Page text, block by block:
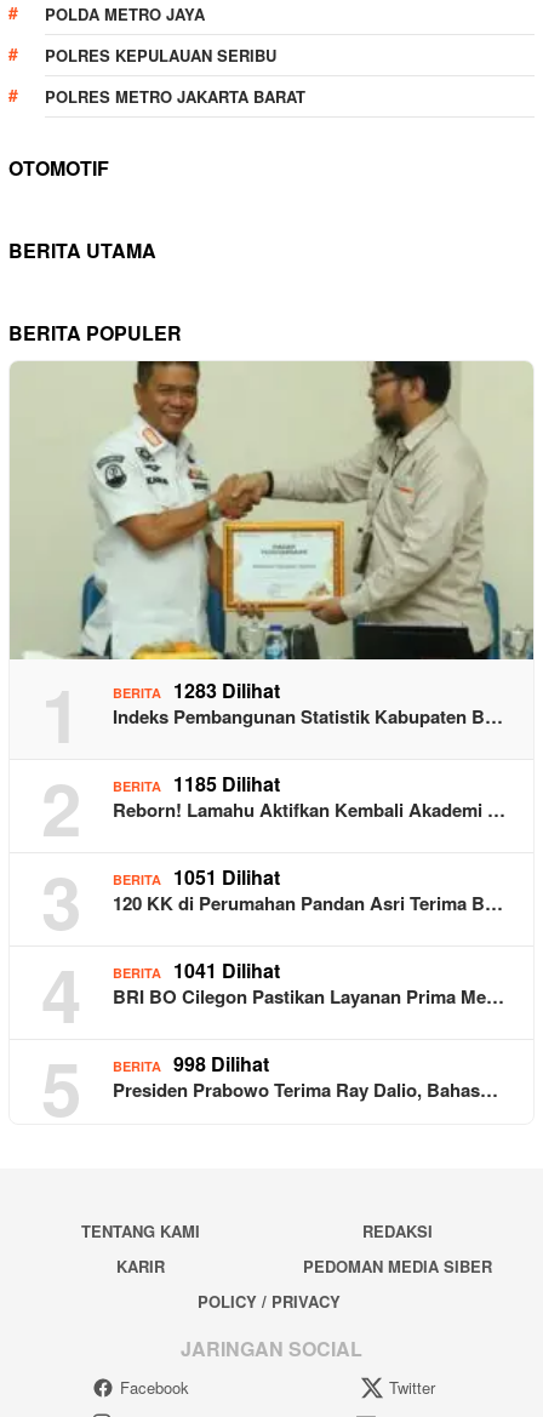
POLDA METRO JAYA
POLRES KEPULAUAN SERIBU
POLRES METRO JAKARTA BARAT
OTOMOTIF
BERITA UTAMA
BERITA POPULER
1 BERITA 1283 Dilihat
Indeks Pembangunan Statistik Kabupaten B…
2 BERITA 1185 Dilihat
Reborn! Lamahu Aktifkan Kembali Akademi …
3 BERITA 1051 Dilihat
120 KK di Perumahan Pandan Asri Terima B…
4 BERITA 1041 Dilihat
BRI BO Cilegon Pastikan Layanan Prima Me…
5 BERITA 998 Dilihat
Presiden Prabowo Terima Ray Dalio, Bahas…
TENTANG KAMI
REDAKSI
KARIR
PEDOMAN MEDIA SIBER
POLICY / PRIVACY
JARINGAN SOCIAL
Facebook
Twitter